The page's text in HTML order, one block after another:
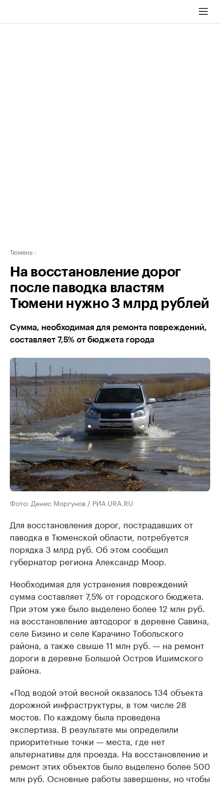
Тюмень
На восстановление дорог
после паводка властям
Тюмени нужно 3 млрд рублей
Сумма, необходимая для ремонта повреждений,
составляет 7,5% от бюджета города
Фото: Денис Моргунов / РИА URA.RU
Для восстановления дорог, пострадавших от
паводка в Тюменской области, потребуется
порядка 3 млрд руб. Об этом сообщил
губернатор региона Александр Моор.
Необходимая для устранения повреждений
сумма составляет 7,5% от городского бюджета.
При этом уже было выделено более 12 млн руб.
на восстановление автодорог в деревне Савина,
селе Бизино и селе Карачино Тобольского
района, а также свыше 11 млн руб. — на ремонт
дороги в деревне Большой Остров Ишимского
района.
«Под водой этой весной оказалось 134 объекта
дорожной инфраструктуры, в том числе 28
мостов. По каждому была проведена
экспертиза. В результате мы определили
приоритетные точки — места, где нет
альтернативы для проезда. На восстановление и
ремонт этих объектов было выделено более 500
млн руб. Основные работы завершены, но чтобы